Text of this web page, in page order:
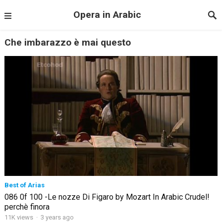
Opera in Arabic
Che imbarazzo è mai questo
Best of Arias
086 0f 100 -Le nozze Di Figaro by Mozart In Arabic Crudel!
perchè finora
11K views · 3 years ago